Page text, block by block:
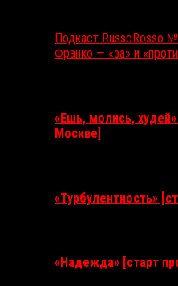
Подкаст RussoRosso
Франко — «за» и
«Ешь, молись,
Москве]
«Турбулентность»
«Надежда» [старт